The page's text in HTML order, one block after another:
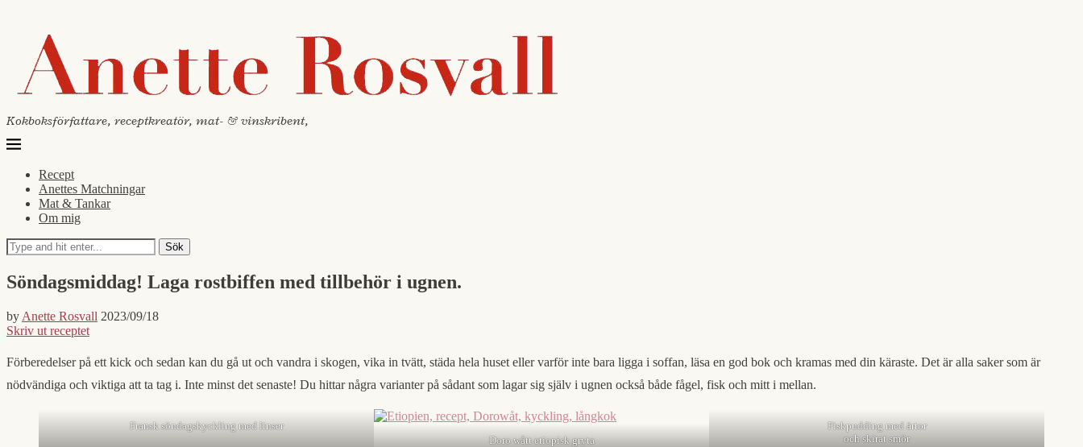
Kokboksförfattare, receptkreatör, mat- & vinskribent,
Recept
Anettes Matchningar
Mat & Tankar
Om mig
Sök
Söndagsmiddag! Laga rostbiffen med tillbehör i ugnen.
by Anette Rosvall 2023/09/18
Skriv ut receptet
Förberedelser på ett kick och sedan kan du gå ut och vandra i skogen, vika in tvätt, städa hela huset eller varför inte bara ligga i soffan, läsa en god bok och kramas med din käraste. Det är alla saker som är
nödvändiga och viktiga att ta tag i. Inte minst det senaste! Du hittar några varianter på sådant som lagar sig själv i ugnen också både fågel, fisk och mitt i mellan.
Fransk söndagskyckling med linser
Doro wått etiopisk gryta
Fiskpudding med ärtor
och skirat smör